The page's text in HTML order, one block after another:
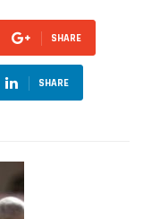
SHARE
SHARE